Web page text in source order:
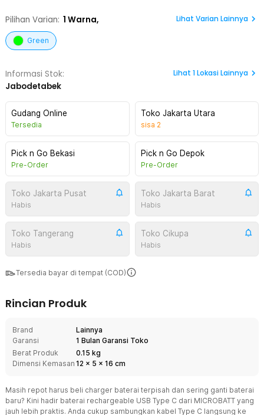
Pilihan Varian: 1 Warna, Lihat Varian Lainnya
Green
Informasi Stok:
Jabodetabek
Lihat 1Lokasi Lainnya
Gudang Online
Tersedia
Toko Jakarta Utara
sisa 2
Pick n Go Bekasi
Pre-Order
Pick n Go Depok
Pre-Order
Toko Jakarta Pusat
Habis
Toko Jakarta Barat
Habis
Toko Tangerang
Habis
Toko Cikupa
Habis
Tersedia bayar di tempat (COD)
Rincian Produk
Brand
Lainnya
Garansi
1 Bulan Garansi Toko
Berat Produk
0.15 kg
Dimensi Kemasan 12 x 5 x 16 cm
Masih repot harus beli charger baterai terpisah dan sering ganti baterai
baru? Kini hadir baterai rechargeable USB Type C dari MICROBATT yang
jauh lebih praktis. Anda cukup sambungkan kabel Type C langsung ke